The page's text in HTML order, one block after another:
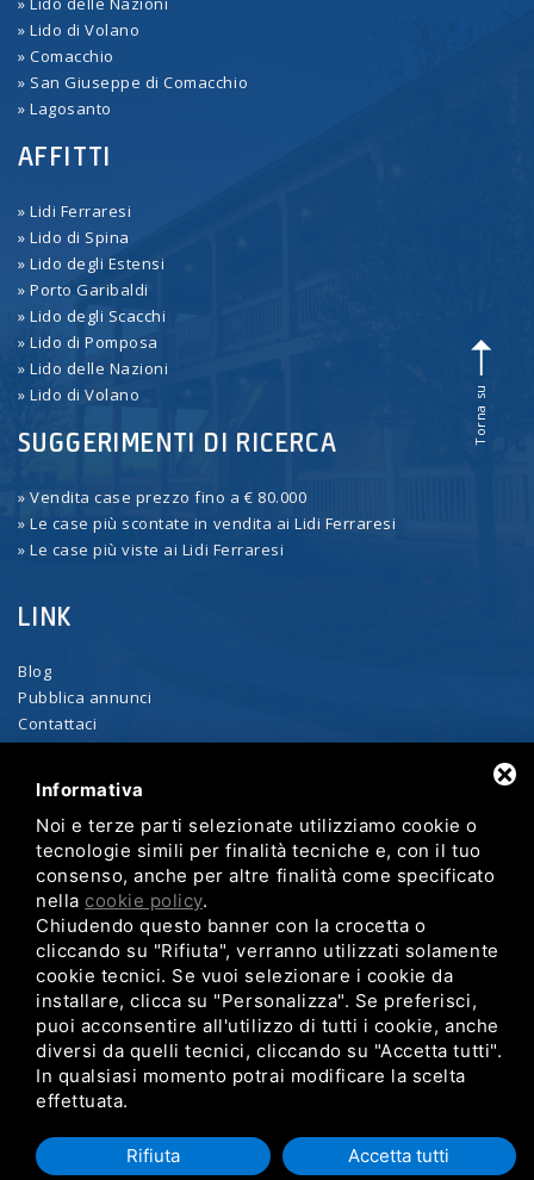
» Lido di Volano
» Comacchio
» San Giuseppe di Comacchio
» Lagosanto
AFFITTI
» Lidi Ferraresi
» Lido di Spina
» Lido degli Estensi
» Porto Garibaldi
» Lido degli Scacchi
» Lido di Pomposa
» Lido delle Nazioni
» Lido di Volano
SUGGERIMENTI DI RICERCA
» Vendita case prezzo fino a € 80.000
» Le case più scontate in vendita ai Lidi Ferraresi
» Le case più viste ai Lidi Ferraresi
LINK
Blog
Pubblica annunci
Contattaci
Ricevi le nuove offerte
Questo sito non rappresenta una testata giornalistica e viene
aggiornato senza alcuna periodicità: non può pertanto essere
considerato un prodotto editoriale ai sensi della legge n. 62 del
7.03.2001. Eventuali marchi e le immagini relative sono protette da
copyright e sono proprietà dei rispettivi marchi.
Torna su
Informativa
Noi e terze parti selezionate utilizziamo cookie o
tecnologie simili per finalità tecniche e, con il tuo
consenso, anche per altre finalità come specificato
nella cookie policy.
Chiudendo questo banner con la crocetta o
cliccando su "Rifiuta", verranno utilizzati solamente
cookie tecnici. Se vuoi selezionare i cookie da
installare, clicca su "Personalizza". Se preferisci,
puoi acconsentire all'utilizzo di tutti i cookie, anche
diversi da quelli tecnici, cliccando su "Accetta tutti".
In qualsiasi momento potrai modificare la scelta
effettuata.
Rifiuta Accetta tutti